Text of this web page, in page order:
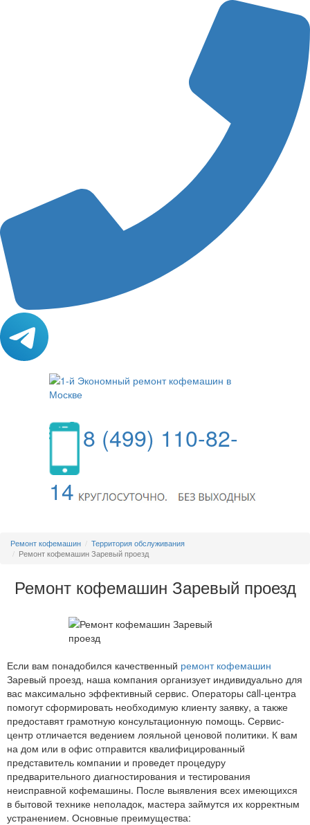
8 (499) 110-82-
14
Ремонт кофемашин
Территория обслуживания
Ремонт кофемашин Заревый проезд
Ремонт кофемашин Заревый проезд
Если вам понадобился качественный ремонт кофемашин
Заревый проезд, наша компания организует индивидуально для
вас максимально эффективный сервис. Операторы call-центра
помогут сформировать необходимую клиенту заявку, а также
предоставят грамотную консультационную помощь. Сервис-
центр отличается ведением лояльной ценовой политики. К вам
на дом или в офис отправится квалифицированный
представитель компании и проведет процедуру
предварительного диагностирования и тестирования
неисправной кофемашины. После выявления всех имеющихся
в бытовой технике неполадок, мастера займутся их корректным
устранением. Основные преимущества: